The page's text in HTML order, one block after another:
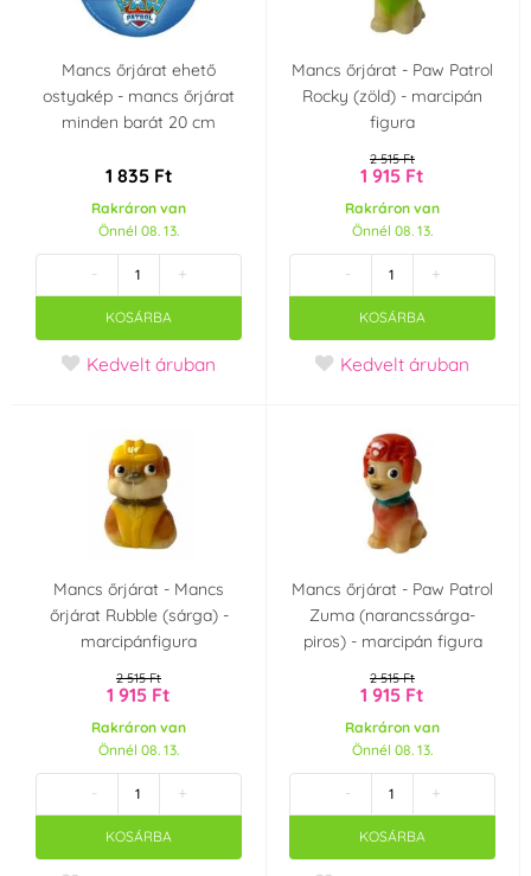
(0) (0)
Hamé (0) Happy Sprinkles (0)
Helcom (0) Holandsko (0)
ICAM S.p.A. Irca (0)
K-Decor
Laped (0) (0)
Master Martini Modecor (0)
Monaco (0) Naarmann (0)
Odense Odense Marcipan
OFI Česko (0) ORION (0)
(0) PCB Creation
Mancs őrjárat ehető
ostyakép - mancs őrjárat
minden barát 20 cm
1 835 Ft
Rakráron van
Önnél 08. 13.
- +
KOSÁRBA
Kedvelt áruban
Mancs őrjárat - Paw Patrol
Rocky (zöld) - marcipán
figura
2 515 Ft
1 915 Ft
Rakráron van
Önnél 08. 13.
- +
KOSÁRBA
Kedvelt áruban
Mancs őrjárat - Mancs
őrjárat Rubble (sárga) -
marcipánfigura
2 515 Ft
1 915 Ft
Rakráron van
Önnél 08. 13.
- +
KOSÁRBA
Mancs őrjárat - Paw Patrol
Zuma (narancssárga-
piros) - marcipán figura
2 515 Ft
1 915 Ft
Rakráron van
Önnél 08. 13.
- +
KOSÁRBA